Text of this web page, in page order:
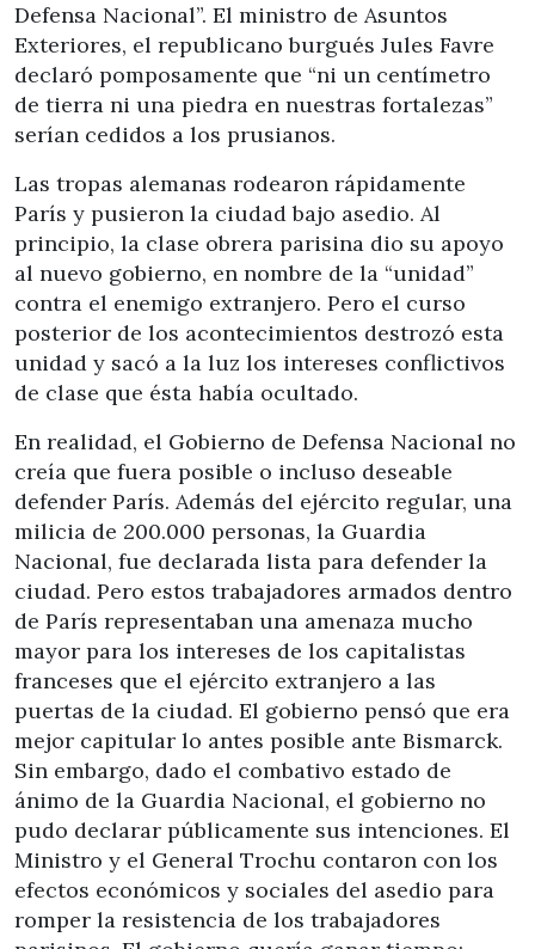
Defensa Nacional”. El ministro de Asuntos
Exteriores, el republicano burgués Jules Favre
declaró pomposamente que “ni un centímetro
de tierra ni una piedra en nuestras fortalezas”
serían cedidos a los prusianos.
Las tropas alemanas rodearon rápidamente
París y pusieron la ciudad bajo asedio. Al
principio, la clase obrera parisina dio su apoyo
al nuevo gobierno, en nombre de la “unidad”
contra el enemigo extranjero. Pero el curso
posterior de los acontecimientos destrozó esta
unidad y sacó a la luz los intereses conflictivos
de clase que ésta había ocultado.
En realidad, el Gobierno de Defensa Nacional no
creía que fuera posible o incluso deseable
defender París. Además del ejército regular, una
milicia de 200.000 personas, la Guardia
Nacional, fue declarada lista para defender la
ciudad. Pero estos trabajadores armados dentro
de París representaban una amenaza mucho
mayor para los intereses de los capitalistas
franceses que el ejército extranjero a las
puertas de la ciudad. El gobierno pensó que era
mejor capitular lo antes posible ante Bismarck.
Sin embargo, dado el combativo estado de
ánimo de la Guardia Nacional, el gobierno no
pudo declarar públicamente sus intenciones. El
Ministro y el General Trochu contaron con los
efectos económicos y sociales del asedio para
romper la resistencia de los trabajadores